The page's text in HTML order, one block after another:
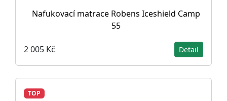
Nafukovací matrace Robens Iceshield Camp
55
2 005 Kč Detail
TOP